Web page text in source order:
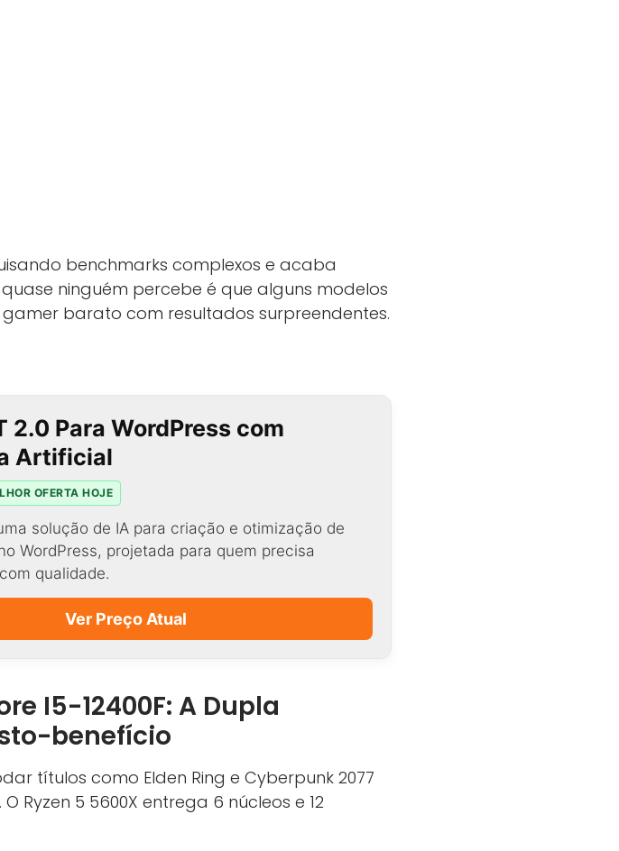
benchmarks complexos e acaba
quase ninguém percebe é que alguns modelos
barato com resultados surpreendentes.
2.0 Para WordPress com
Artificial
OFERTA HOJE
solução de IA para criação e otimização de
WordPress, projetada para quem precisa
qualidade.
Ver Preço Atual
I5-12400F: A Dupla
benefício
títulos como Elden Ring e Cyberpunk 2077
Ryzen 5 5600X entrega 6 núcleos e 12